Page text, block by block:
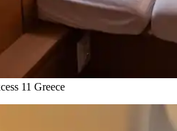
11 Greece